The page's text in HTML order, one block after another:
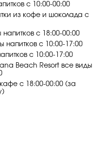
с 10:00-00:00
из кофе и шоколада с
с 18:00-00:00
с 10:00-17:00
с 10:00-17:00
Beach Resort все виды
с 18:00-00:00 (за